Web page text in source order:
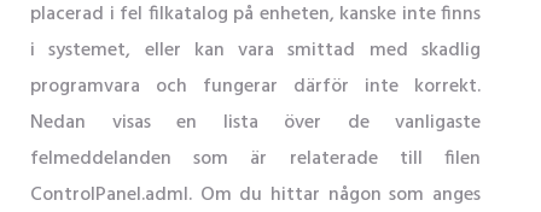
placerad i fel filkatalog på enheten, kanske inte finns
i systemet, eller kan vara smittad med skadlig
programvara och fungerar därför inte korrekt.
Nedan visas en lista över de vanligaste
felmeddelanden som är relaterade till filen
ControlPanel.adml. Om du hittar någon som anges